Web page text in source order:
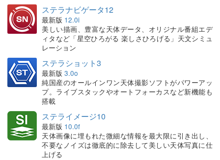
ステラナビゲータ12
最新版 12.0i
美しい描画、豊富な天体データ、オリジナル番組エデ
ィタなど「星空ひろがる 楽しさひろげる」天文シミュ
レーション
ステラショット3
最新版 3.0o
純国産のオールインワン天体撮影ソフトがパワーアッ
プ。ライブスタックやオートフォーカスなど新機能も
搭載
ステライメージ10
最新版 10.0f
天体画像に埋もれた微細な情報を最大限に引き出し、
不要なノイズは徹底的に除去して美しい天体写真に仕
上げる